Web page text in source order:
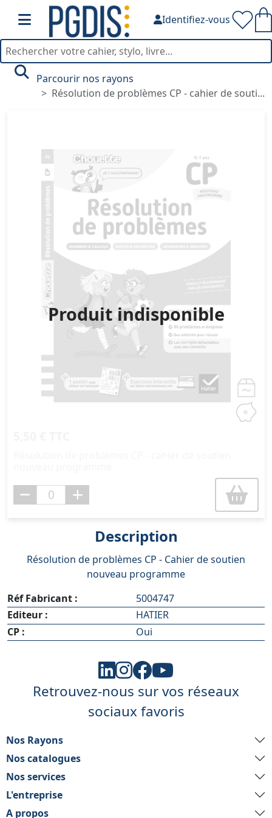
Identifiez-vous
Parcourir nos rayons
Résolution de problèmes CP - cahier de souti...
Produit indisponible
Description
Résolution de problèmes CP - Cahier de soutien
nouveau programme
Réf Fabricant :
5004747
Editeur :
HATIER
CP :
Oui
Retrouvez-nous sur vos réseaux
sociaux favoris
Nos Rayons
Nos catalogues
Nos services
L'entreprise
A propos